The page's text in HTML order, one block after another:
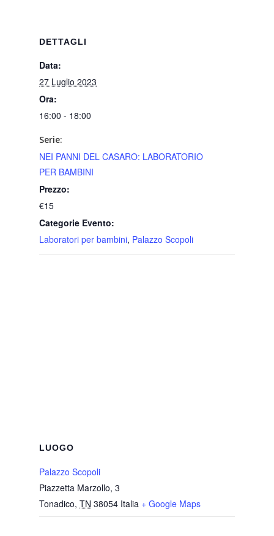
DETTAGLI
Data:
27 Luglio 2023
Ora:
16:00 - 18:00
Serie:
NEI PANNI DEL CASARO: LABORATORIO
PER BAMBINI
Prezzo:
€15
Categorie Evento:
Laboratori per bambini, Palazzo Scopoli
LUOGO
Palazzo Scopoli
Piazzetta Marzollo, 3
Tonadico, TN 38054 Italia + Google Maps